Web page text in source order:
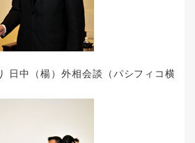
中（楊）外相会談（パシフィコ横